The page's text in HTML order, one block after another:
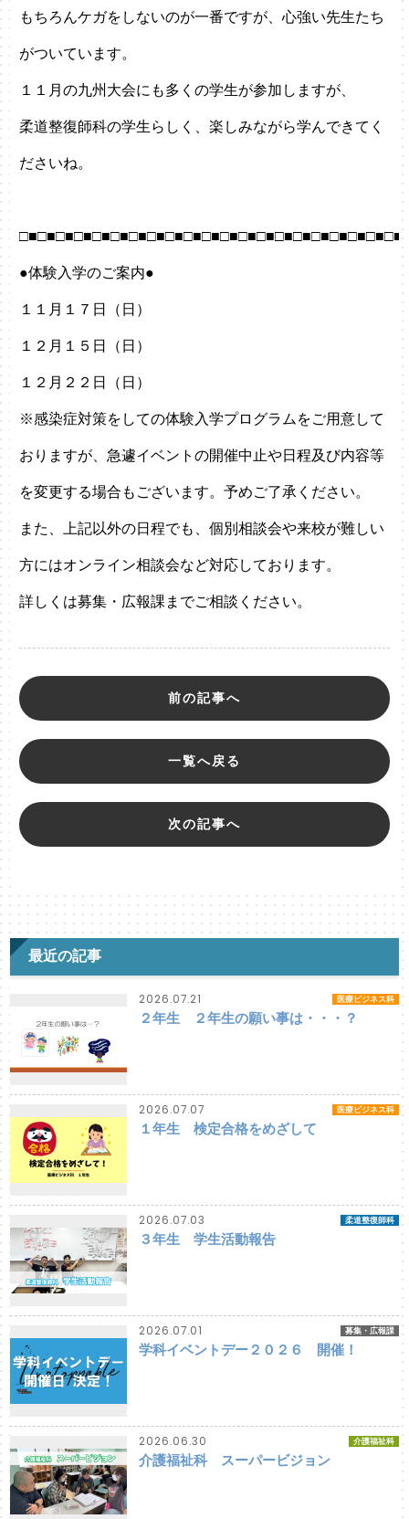
もちろんケガをしないのが一番ですが、心強い先生たち
がついています。
１１月の九州大会にも多くの学生が参加しますが、
柔道整復師科の学生らしく、楽しみながら学んできてく
ださいね。
●体験入学のご案内●
１１月１７日（日）
１２月１５日（日）
１２月２２日（日）
※感染症対策をしての体験入学プログラムをご用意して
おりますが、急遽イベントの開催中止や日程及び内容等
を変更する場合もございます。予めご了承ください。
また、上記以外の日程でも、個別相談会や来校が難しい
方にはオンライン相談会など対応しております。
詳しくは募集・広報課までご相談ください。
前の記事へ
一覧へ戻る
次の記事へ
最近の記事
2026.07.21 医療ビジネス科
２年生 ２年生の願い事は・・・？
2026.07.07 医療ビジネス科
１年生 検定合格をめざして
2026.07.03 柔道整復師科
３年生 学生活動報告
2026.07.01 募集・広報課
学科イベントデー２０２６ 開催！
2026.06.30 介護福祉科
介護福祉科 スーパービジョン